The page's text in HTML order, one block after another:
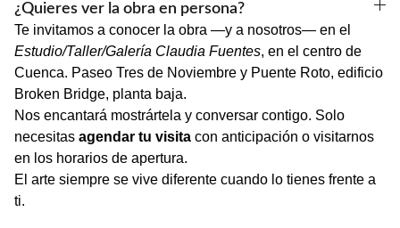
¿Quieres ver la obra en persona?
Te invitamos a conocer la obra —y a nosotros— en el
Estudio/Taller/Galería Claudia Fuentes, en el centro de
Cuenca. Paseo Tres de Noviembre y Puente Roto, edificio
Broken Bridge, planta baja.
Nos encantará mostrártela y conversar contigo. Solo
necesitas agendar tu visita con anticipación o visitarnos
en los horarios de apertura.
El arte siempre se vive diferente cuando lo tienes frente a
ti.